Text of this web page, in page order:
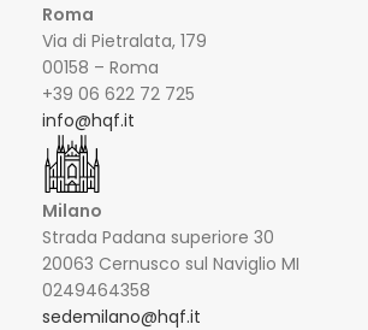
Roma
Via di Pietralata, 179
00158 – Roma
+39 06 622 72 725
info@hqf.it
Milano
Strada Padana superiore 30
20063 Cernusco sul Naviglio MI
0249464358
sedemilano@hqf.it